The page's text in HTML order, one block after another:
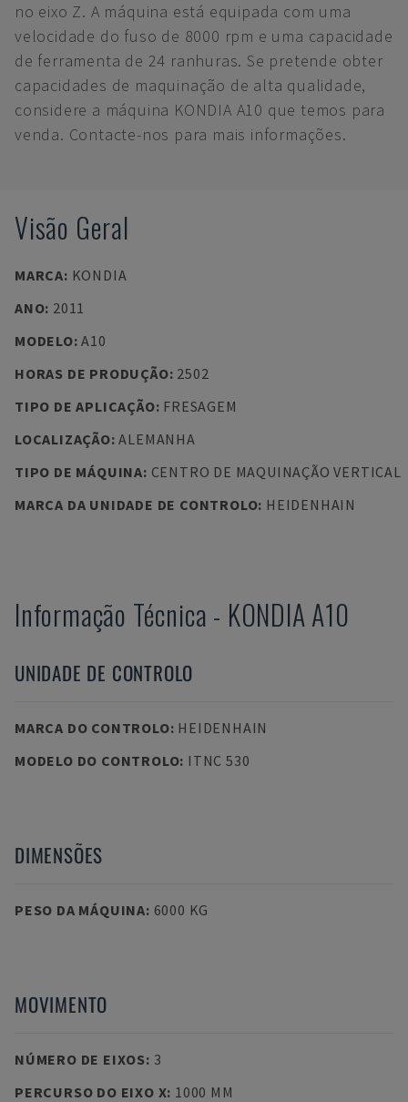
no eixo Z. A máquina está equipada com uma
velocidade do fuso de 8000 rpm e uma capacidade
de ferramenta de 24 ranhuras. Se pretende obter
capacidades de maquinação de alta qualidade,
considere a máquina KONDIA A10 que temos para
venda. Contacte-nos para mais informações.
Visão Geral
MARCA: KONDIA
ANO: 2011
MODELO:A10
HORAS DE PRODUÇÃO: 2502
TIPO DE APLICAÇÃO: FRESAGEM
LOCALIZAÇÃO:ALEMANHA
TIPO DE MÁQUINA: CENTRO DE MAQUINAÇÃO VERTICAL
MARCA DA UNIDADE DE CONTROLO: HEIDENHAIN
Informação Técnica - KONDIAA10
UNIDADE DE CONTROLO
MARCA DO CONTROLO: HEIDENHAIN
MODELO DO CONTROLO: ITNC 530
DIMENSÕES
PESO DA MÁQUINA: 6000 KG
MOVIMENTO
NÚMERO DE EIXOS: 3
PERCURSO DO EIXO X: 1000 MM